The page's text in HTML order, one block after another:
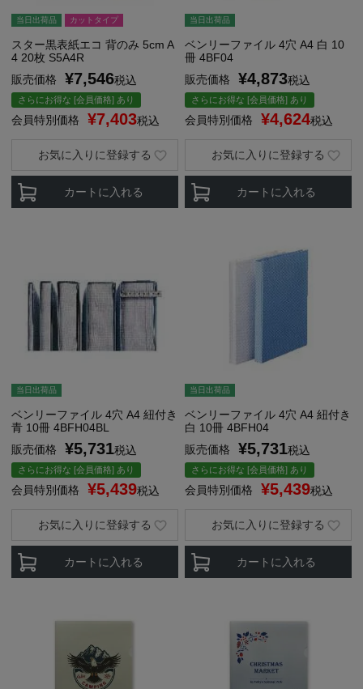
当日出荷品 カットタイプ
スター黒表紙エコ 背のみ 5cm A
4 20枚 S5A4R
販売価格
¥7,546税込
さらにお得な [会員価格] あり
会員特別価格 ¥7,403税込
カートに入れる
お気に入りに登録する
当日出荷品
ベンリーファイル 4穴 A4 白 10
冊 4BF04
販売価格
¥4,873税込
さらにお得な [会員価格] あり
会員特別価格 ¥4,624税込
カートに入れる
お気に入りに登録する
当日出荷品
ベンリーファイル 4穴 A4 紐付き
青 10冊 4BFH04BL
販売価格
¥5,731税込
さらにお得な [会員価格] あり
会員特別価格 ¥5,439税込
カートに入れる
お気に入りに登録する
当日出荷品
ベンリーファイル 4穴 A4 紐付き
白 10冊 4BFH04
販売価格
¥5,731税込
さらにお得な [会員価格] あり
会員特別価格 ¥5,439税込
カートに入れる
お気に入りに登録する